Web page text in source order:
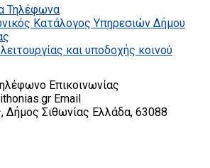
Τηλέφωνα
Κατάλογος Υπηρεσιών Δήμου
και υποδοχής κοινού
Επικοινωνίας
Email
Δήμος Σιθωνίας Ελλάδα, 63088